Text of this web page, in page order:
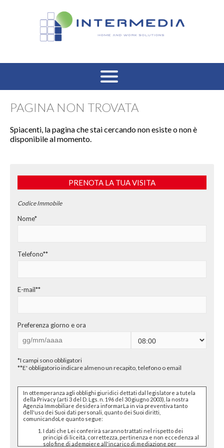
HOME
VENDITA RESIDENZIALE
VENDITA COMMERCIALE
AFFITTO COMMERCIALE
CONTATTI
PAGINA NON TROVATA
Spiacenti, la pagina che stai cercando non esiste o non è
disponibile al momento.
PRENOTA LA TUA VISITA
Codice Immobile
Nome*
Telefono**
E-mail**
Preferenza giorno e ora
*I campi sono obbligatori
**E' obbligatorio indicare almeno un recapito, telefono o email
In ottemperanza agli obblighi giuridici dettati dal legislatore a tutela
della Privacy (arti 3 del D. Lgs. n. 196 del 30 giugno 2003), la nostra
Agenzia Immobiliare desidera informarLa in via preventiva tanto
dell'uso dei Suoi dati personali, quanto dei Suoi diritti,
comunicandoLe quanto segue:
I dati che Lei conferirà saranno trattati nel rispetto dei
principi di liceità, correttezza, pertinenza e non eccedenza al
solo fine di adempiere all'incarico di mediazione per